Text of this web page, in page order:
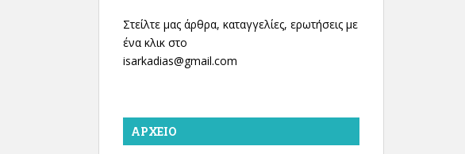
Στείλτε μας άρθρα, καταγγελίες, ερωτήσεις με
ένα κλικ στο
isarkadias@gmail.com
ΑΡΧΕΊΟ